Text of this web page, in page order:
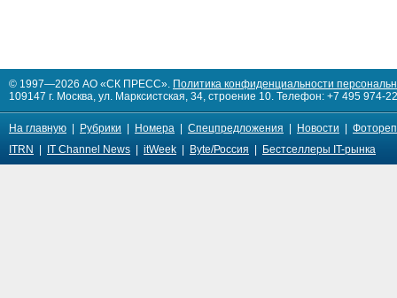
© 1997—2026 АО «СК ПРЕСС». Политика конфиденциальности
109147 г. Москва, ул. Марксистская, 34, строение 10. Телефон: +7 495 974-
На главную Рубрики Номера Спецпредложения Новости
ITRN
IT Channel News itWeek Byte/Россия Бестселлеры IT-рынка